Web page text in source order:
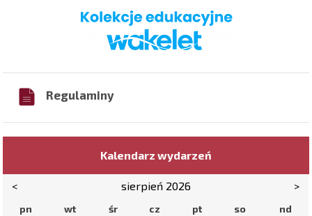
Regulaminy
Kalendarz wydarzeń
< sierpień 2026 >
pn wt śr cz pt so
nd